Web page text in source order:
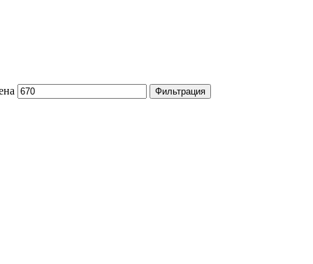
Фильтрация